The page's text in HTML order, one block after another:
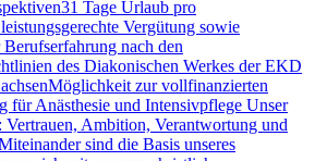
Tage Urlaub pro
Vergütung sowie
nach den
des Diakonischen Werkes der EKD
zur vollfinanzierten
für Anästhesie und Intensivpflege Unser
Vertrauen, Ambition, Verantwortung und
sind die Basis unseres